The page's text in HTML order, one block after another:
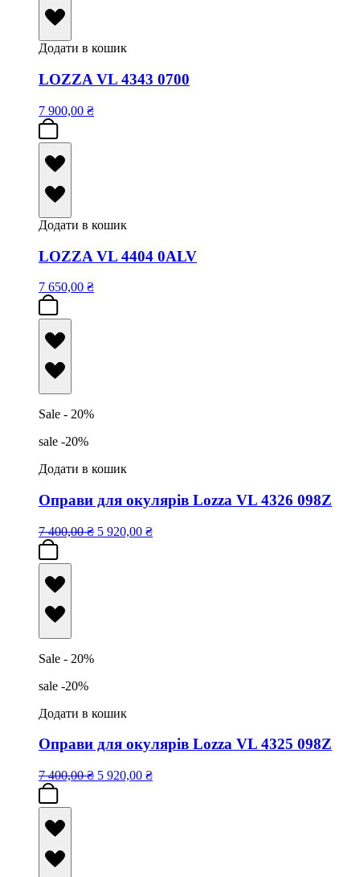
Додати в кошик
LOZZA VL 4343 0700
7 900,00 ₴
Додати в кошик
LOZZA VL 4404 0ALV
7 650,00 ₴
Sale - 20%
sale -20%
Додати в кошик
Оправи для окулярів Lozza VL 4326 098Z
7 400,00₴ 5 920,00 ₴
Sale - 20%
sale -20%
Додати в кошик
Оправи для окулярів Lozza VL 4325 098Z
7 400,00₴ 5 920,00 ₴